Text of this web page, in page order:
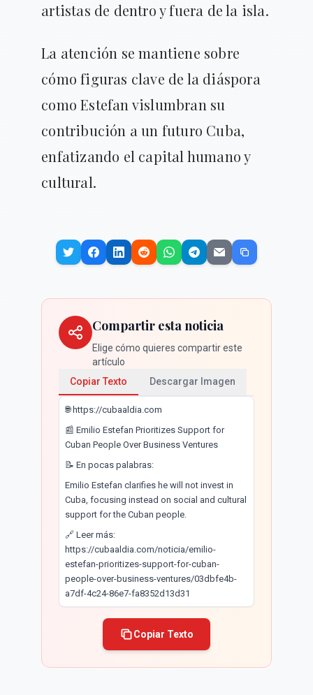
artistas de dentro y fuera de la isla.
La atención se mantiene sobre
cómo figuras clave de la diáspora
como Estefan vislumbran su
contribución a un futuro Cuba,
enfatizando el capital humano y
cultural.
Compartir esta noticia
Elige cómo quieres compartir este
artículo
Copiar Texto
Descargar Imagen
🌐 https://cubaaldia.com
📰 Emilio Estefan Prioritizes Support for
Cuban People Over Business Ventures
📝 En pocas palabras:
Emilio Estefan clarifies he will not invest in
Cuba, focusing instead on social and cultural
support for the Cuban people.
🔗 Leer más:
https://cubaaldia.com/noticia/emilio-
estefan-prioritizes-support-for-cuban-
people-over-business-ventures/03dbfe4b-
a7df-4c24-86e7-fa8352d13d31
Copiar Texto